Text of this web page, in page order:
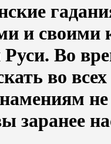
и своими
Во
во
не
заранее